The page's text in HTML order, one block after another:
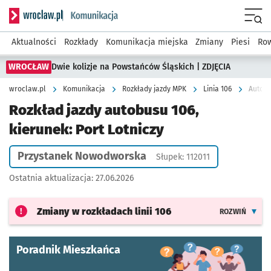
Serwis informacyjny wroclaw.pl podserwis: Komunikacja
Aktualności Rozkłady Komunikacja miejska Zmiany Piesi
WROCŁAW Dwie kolizje na Powstańców Śląskich | ZDJĘCIA
wroclaw.pl Komunikacja Rozkłady jazdy MPK Linia 106
Rozkład jazdy autobusu 106,
kierunek: Port Lotniczy
Przystanek Nowodworska Słupek: 112011
Ostatnia aktualizacja: 27.06.2026
Zmiany w rozkładach linii 106 ROZWIŃ
Poradnik Mieszkańca